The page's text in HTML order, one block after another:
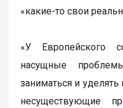
«какие-то свои
«У Европейского
насущные
заниматься и
несуществующие